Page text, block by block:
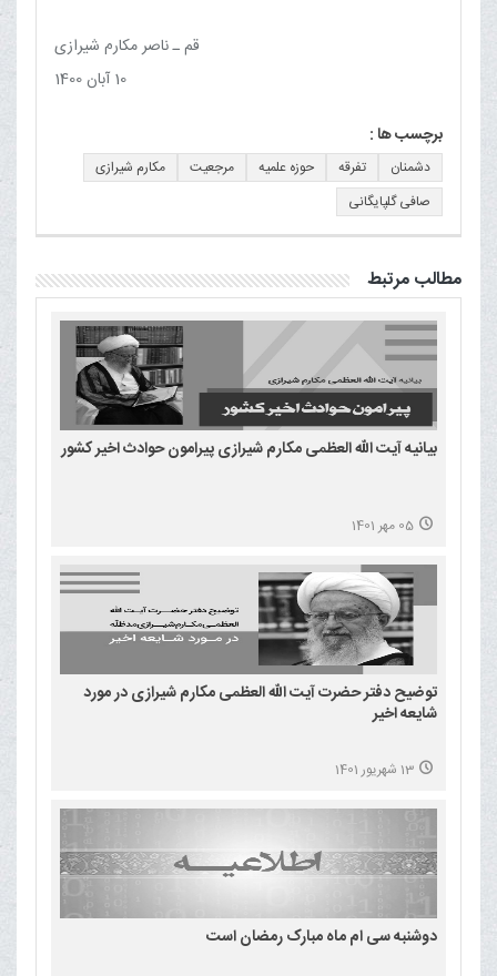
قم ـ ناصر مکارم شیرازی
10 آبان 1400
برچسب ها :
دشمنان تفرقه حوزه علمیه مرجعیت
مکارم شیرازی
صافی گلپایگانی
مطالب مرتبط
بیانیه آیت الله العظمی مکارم شیرازی پیرامون حوادث اخیر کشور
05 مهر 1401
توضیح دفتر حضرت آیت الله العظمی مکارم شیرازی در مورد
شایعه اخیر
13 شهریور 1401
دوشنبه سی ام ماه مبارک رمضان است